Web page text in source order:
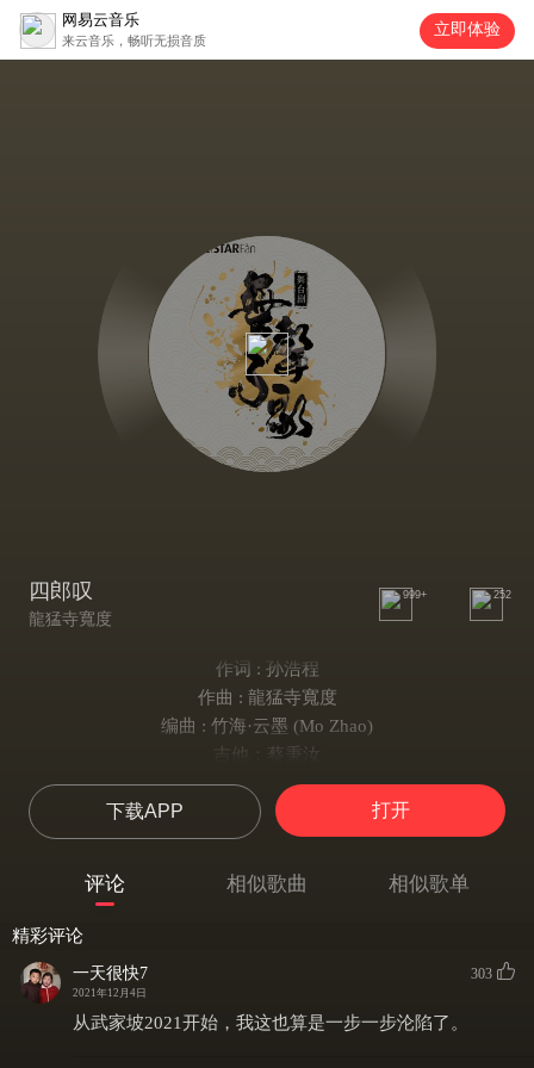
网易云音乐
来云音乐，畅听无损音质
立即体验
四郎叹
龍猛寺寬度
999+ 252
作词 : 孙浩程
作曲 : 龍猛寺寬度
编曲 : 竹海·云墨 (Mo Zhao)
吉他：蔡秉汝
京胡：刘帅
三弦：林凌
后期：文雨
像扔进水中的石子
把胡地衣冠戴整齐
下载APP 打开
评论 相似歌曲 相似歌单
精彩评论
一天很快7
2021年12月4日
303
从武家坡2021开始，我这也算是一步一步沦陷了。